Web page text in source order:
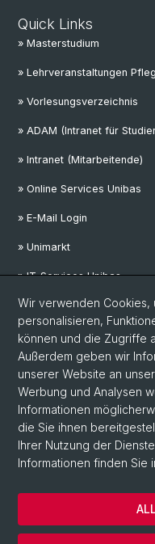
Quick Links
» Masterstudium
» Lehrveranstaltungen
» Vorlesungsverzeichnis
» ADAM (Intranet für
» Intranet (Mitarbeitende)
» Online Services Unibas
» E-Mail Login
» Unimarkt
» IT-Services Unibas
Social Media
LinkedIn
Mastodon
© Universität Basel
Medizinische Fakultät
Departement Public
Wir verwenden Cookies,
personalisieren,
können und die Zugriffe
Außerdem geben wir
unserer Website an
Werbung und Analysen
Informationen
die Sie ihnen
Ihrer Nutzung der
Informationen finden Sie